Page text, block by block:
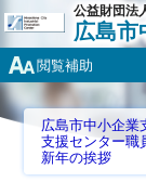
公益財団法
広島市
閲覧補助
広島市中小企業
支援センター職
新年の挨拶